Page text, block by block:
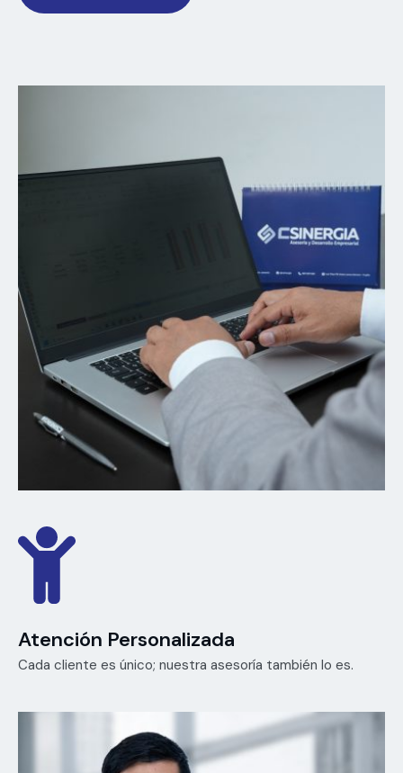
Atención Personalizada
Cada cliente es único; nuestra asesoría también lo es.